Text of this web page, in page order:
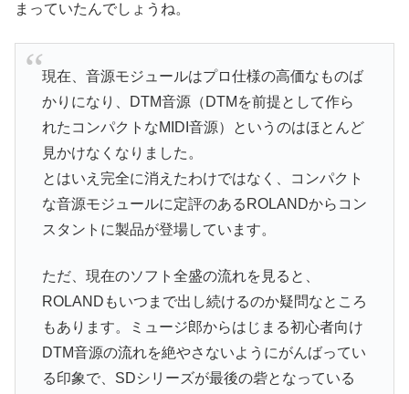
まっていたんでしょうね。
現在、音源モジュールはプロ仕様の高価なものば
かりになり、DTM音源（DTMを前提として作ら
れたコンパクトなMIDI音源）というのはほとんど
見かけなくなりました。
とはいえ完全に消えたわけではなく、コンパクト
な音源モジュールに定評のあるROLANDからコン
スタントに製品が登場しています。
ただ、現在のソフト全盛の流れを見ると、
ROLANDもいつまで出し続けるのか疑問なところ
もあります。ミュージ郎からはじまる初心者向け
DTM音源の流れを絶やさないようにがんばってい
る印象で、SDシリーズが最後の砦となっている